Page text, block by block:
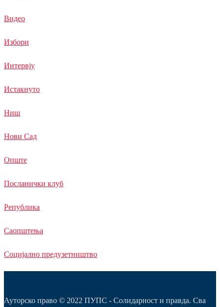
Видео
Избори
Интервју
Истакнуто
Ниш
Нови Сад
Опште
Посланички клуб
Република
Саопштења
Социјално предузетништво
Ауторско право © 2022 ПУПС - Солидарност и правда. Сва